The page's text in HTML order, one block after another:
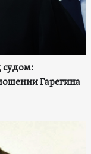
судом:
Гарегина